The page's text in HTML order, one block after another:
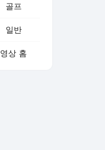
골프
일반
영상 홈